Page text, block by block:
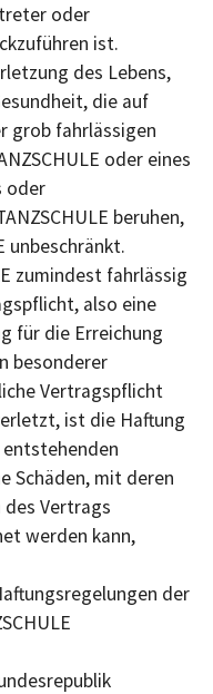
oder
ist.
des Lebens,
die auf
grob fahrlässigen
oder eines
oder
beruhen,
unbeschränkt.
zumindest fahrlässig
also eine
für die Erreichung
besonderer
Vertragspflicht
ist die Haftung
Schäden, mit deren
des Vertrags
werden kann,
der